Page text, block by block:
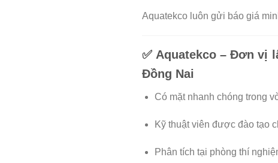
Aquatekco luôn gửi báo giá
✅ Aquatekco – Đơn vị
Đồng Nai
Có mặt nhanh chóng trong
Kỹ thuật viên được đào tạo
Phân tích tại phòng thí